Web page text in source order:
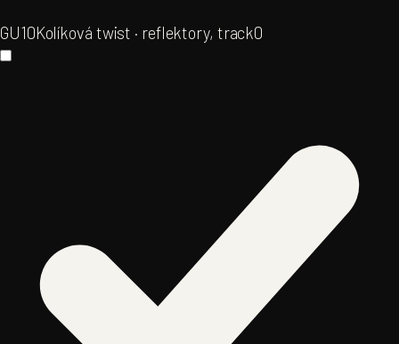
GU10Kolíková twist · reflektory, track0